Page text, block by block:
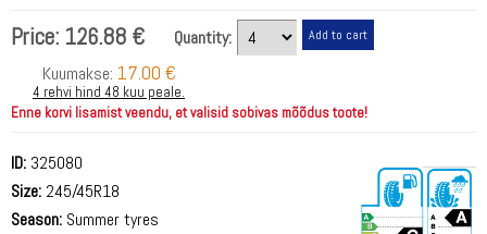
Price: 126.88 €
Quantity:
Kuumakse: 17.00 €
4 rehvi hind 48 kuu peale.
Enne korvi lisamist veendu, et valisid sobivas mõõdus toote!
ID: 325080
Size: 245/45R18
Season: Summer tyres